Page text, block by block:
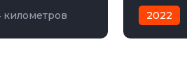
километров
2022